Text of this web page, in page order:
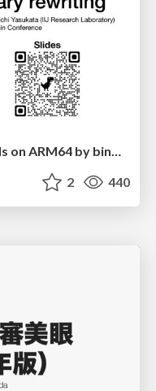
svc-hook: hooking system calls on ARM64 by binary rewriting
2 440